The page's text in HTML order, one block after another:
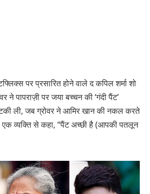
पर प्रसारित होने वाले द कपिल शर्मा शो
ने पापराज़ी पर जया बच्चन की ‘गंदी पैंट’
ली, जब ग्रोवर ने आमिर खान की नकल करते
एक व्यक्ति से कहा, “पैंट अच्छी है (आपकी पतलून